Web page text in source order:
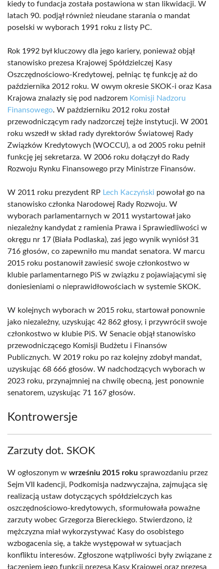
kiedy to fundacja została postawiona w stan likwidacji. W
latach 90. podjął również nieudane starania o mandat
poselski w wyborach 1991 roku z listy PC.
Rok 1992 był kluczowy dla jego kariery, ponieważ objął
stanowisko prezesa Krajowej Spółdzielczej Kasy
Oszczędnościowo-Kredytowej, pełniąc tę funkcję aż do
października 2012 roku. W owym okresie SKOK-i oraz Kasa
Krajowa znalazły się pod nadzorem Komisji Nadzoru
Finansowego. W październiku 2012 roku został
przewodniczącym rady nadzorczej tejże instytucji. W 2001
roku wszedł w skład rady dyrektorów Światowej Rady
Związków Kredytowych (WOCCU), a od 2005 roku pełnił
funkcję jej sekretarza. W 2006 roku dołączył do Rady
Rozwoju Rynku Finansowego przy Ministrze Finansów.
W 2011 roku prezydent RP Lech Kaczyński powołał go na
stanowisko członka Narodowej Rady Rozwoju. W
wyborach parlamentarnych w 2011 wystartował jako
niezależny kandydat z ramienia Prawa i Sprawiedliwości w
okręgu nr 17 (Biała Podlaska), zaś jego wynik wyniósł 31
716 głosów, co zapewniło mu mandat senatora. W marcu
2015 roku postanowił zawiesić swoje członkostwo w
klubie parlamentarnego PiS w związku z pojawiającymi się
doniesieniami o nieprawidłowościach w systemie SKOK.
W kolejnych wyborach w 2015 roku, startował ponownie
jako niezależny, uzyskując 42 862 głosy, i przywrócił swoje
członkostwo w klubie PiS. W Senacie objął stanowisko
przewodniczącego Komisji Budżetu i Finansów
Publicznych. W 2019 roku po raz kolejny zdobył mandat,
uzyskując 68 666 głosów. W nadchodzących wyborach w
2023 roku, przynajmniej na chwilę obecną, jest ponownie
senatorem, uzyskując 71 167 głosów.
Kontrowersje
Zarzuty dot. SKOK
W ogłoszonym w wrześniu 2015 roku sprawozdaniu przez
Sejm VII kadencji, Podkomisja nadzwyczajna, zajmująca się
realizacją ustaw dotyczących spółdzielczych kas
oszczędnościowo-kredytowych, sformułowała poważne
zarzuty wobec Grzegorza Biereckiego. Stwierdzono, iż
mężczyzna miał wykorzystywać Kasy do osobistego
wzbogacenia się, a także występował w sytuacjach
konfliktu interesów. Zgłoszone wątpliwości były związane z
łączeniem jego funkcji prezesa Kasy Krajowej oraz prezesa